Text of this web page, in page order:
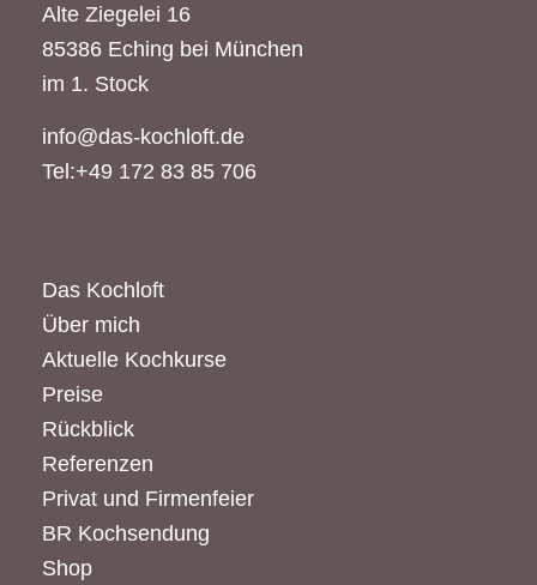
Alte Ziegelei 16
85386 Eching bei München
im 1. Stock
info@das-kochloft.de
Tel:+49 172 83 85 706
Das Kochloft
Über mich
Aktuelle Kochkurse
Preise
Rückblick
Referenzen
Privat und Firmenfeier
BR Kochsendung
Shop